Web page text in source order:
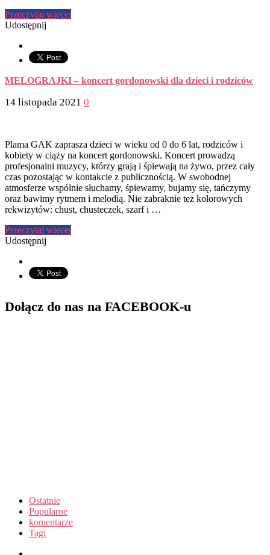
Przeczytaj więcej
Udostępnij
MELOGRAJKI – koncert gordonowski dla dzieci i rodziców
14 listopada 2021 0
Plama GAK zaprasza dzieci w wieku od 0 do 6 lat, rodziców i
kobiety w ciąży na koncert gordonowski. Koncert prowadzą
profesjonalni muzycy, którzy grają i śpiewają na żywo, przez cały
czas pozostając w kontakcie z publicznością. W swobodnej
atmosferze wspólnie słuchamy, śpiewamy, bujamy się, tańczymy
oraz bawimy rytmem i melodią. Nie zabraknie też kolorowych
rekwizytów: chust, chusteczek, szarf i …
Przeczytaj więcej
Udostępnij
Dołącz do nas na FACEBOOK-u
Ostatnie
Popularne
komentarze
Tagi